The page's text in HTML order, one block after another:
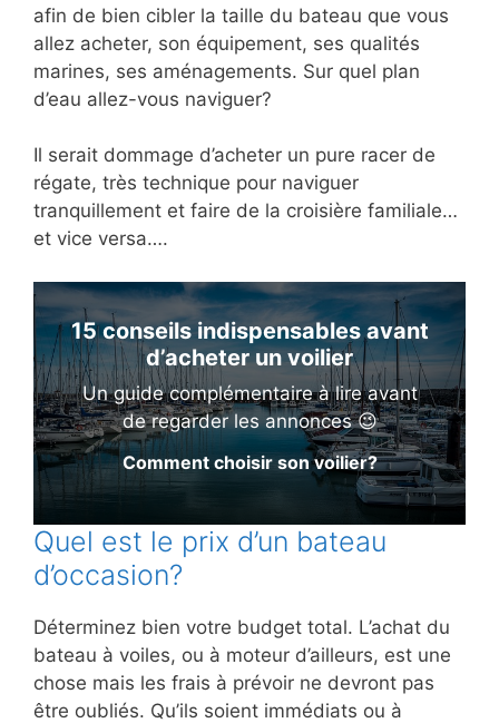
afin de bien cibler la taille du bateau que vous
allez acheter, son équipement, ses qualités
marines, ses aménagements. Sur quel plan
d’eau allez-vous naviguer?
Il serait dommage d’acheter un pure racer de
régate, très technique pour naviguer
tranquillement et faire de la croisière familiale…
et vice versa….
15 conseils indispensables avant
d’acheter un voilier
Un guide complémentaire à lire avant
de regarder les annonces 😉
Comment choisir son voilier?
Quel est le prix d’un bateau
d’occasion?
Déterminez bien votre budget total. L’achat du
bateau à voiles, ou à moteur d’ailleurs, est une
chose mais les frais à prévoir ne devront pas
être oubliés. Qu’ils soient immédiats ou à